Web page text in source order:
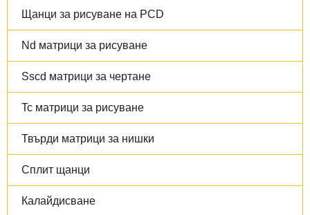
Щанци за рисуване на PCD
Nd матрици за рисуване
Sscd матрици за чертане
Tc матрици за рисуване
Твърди матрици за нишки
Сплит щанци
Калайдисване